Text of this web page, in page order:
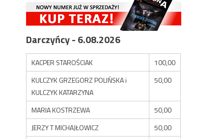
Darczyńcy - 6.08.2026
KACPER STAROŚCIAK
100,00
KULCZYK GRZEGORZ POLIŃSKA i
KULCZYK KATARZYNA
50,00
MARIA KOSTRZEWA
50,00
JERZY T MICHAJŁOWICZ
50,00